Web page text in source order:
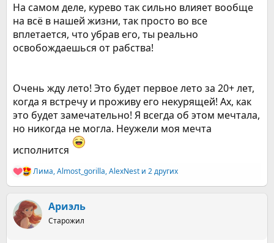
На самом деле, курево так сильно влияет вообще
на всё в нашей жизни, так просто во все
вплетается, что убрав его, ты реально
освобождаешься от рабства!
Очень жду лето! Это будет первое лето за 20+ лет,
когда я встречу и проживу его некурящей! Ах, как
это будет замечательно! Я всегда об этом мечтала,
но никогда не могла. Неужели моя мечта
исполнится
Р
е
к
ц
и
Лима,Almost_gorilla,AlexNest и 2 других
Ариэль
Старожил